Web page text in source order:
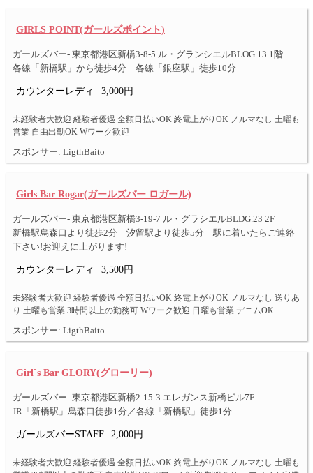
GIRLS POINT(ガールズポイント)
ガールズバー- 東京都港区新橋3-8-5 ル・グランシエルBLOG.13 1階
各線「新橋駅」から徒歩4分 各線「銀座駅」徒歩10分
カウンターレディ 3,000円
未経験者大歓迎 経験者優遇 全額日払いOK 終電上がりOK ノルマなし 土曜も
営業 自由出勤OK Wワーク歓迎
スポンサー: LigthBaito
Girls Bar Rogar(ガールズバー ロガール)
ガールズバー- 東京都港区新橋3-19-7 ル・グラシエルBLDG.23 2F
新橋駅烏森口より徒歩2分 汐留駅より徒歩5分 駅に着いたらご連絡
下さい!お迎えに上がります!
カウンターレディ 3,500円
未経験者大歓迎 経験者優遇 全額日払いOK 終電上がりOK ノルマなし 送りあ
り 土曜も営業 3時間以上の勤務可 Wワーク歓迎 日曜も営業 デニムOK
スポンサー: LigthBaito
Girl`s Bar GLORY(グローリー)
ガールズバー- 東京都港区新橋2-15-3 エレガンス新橋ビル7F
JR「新橋駅」烏森口徒歩1分／各線「新橋駅」徒歩1分
ガールズバーSTAFF 2,000円
未経験者大歓迎 経験者優遇 全額日払いOK 終電上がりOK ノルマなし 土曜も